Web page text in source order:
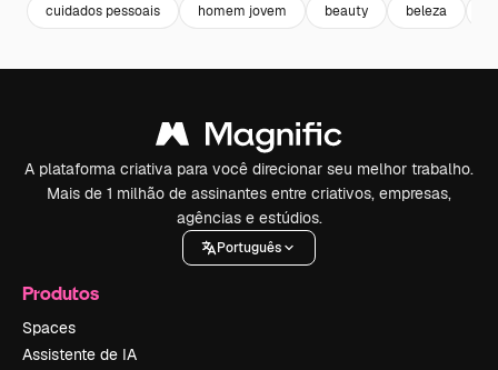
cuidados pessoais homem jovem beauty beleza
A plataforma criativa para você direcionar seu melhor trabalho.
Mais de 1 milhão de assinantes entre criativos, empresas,
agências e estúdios.
Português
Produtos
Spaces
Assistente de IA